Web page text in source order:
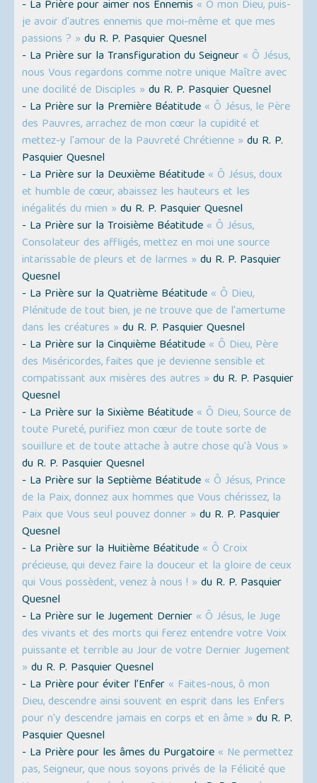
- La Prière pour aimer nos Ennemis « Ô mon Dieu, puis-
je avoir d'autres ennemis que moi-même et que mes
passions ? » du R. P. Pasquier Quesnel
- La Prière sur la Transfiguration du Seigneur « Ô Jésus,
nous Vous regardons comme notre unique Maître avec
une docilité de Disciples » du R. P. Pasquier Quesnel
- La Prière sur la Première Béatitude « Ô Jésus, le Père
des Pauvres, arrachez de mon cœur la cupidité et
mettez-y l'amour de la Pauvreté Chrétienne » du R. P.
Pasquier Quesnel
- La Prière sur la Deuxième Béatitude « Ô Jésus, doux
et humble de cœur, abaissez les hauteurs et les
inégalités du mien » du R. P. Pasquier Quesnel
- La Prière sur la Troisième Béatitude « Ô Jésus,
Consolateur des affligés, mettez en moi une source
intarissable de pleurs et de larmes » du R. P. Pasquier
Quesnel
- La Prière sur la Quatrième Béatitude « Ô Dieu,
Plénitude de tout bien, je ne trouve que de l'amertume
dans les créatures » du R. P. Pasquier Quesnel
- La Prière sur la Cinquième Béatitude « Ô Dieu, Père
des Miséricordes, faites que je devienne sensible et
compatissant aux misères des autres » du R. P. Pasquier
Quesnel
- La Prière sur la Sixième Béatitude « Ô Dieu, Source de
toute Pureté, purifiez mon cœur de toute sorte de
souillure et de toute attache à autre chose qu'à Vous »
du R. P. Pasquier Quesnel
- La Prière sur la Septième Béatitude « Ô Jésus, Prince
de la Paix, donnez aux hommes que Vous chérissez, la
Paix que Vous seul pouvez donner » du R. P. Pasquier
Quesnel
- La Prière sur la Huitième Béatitude « Ô Croix
précieuse, qui devez faire la douceur et la gloire de ceux
qui Vous possèdent, venez à nous ! » du R. P. Pasquier
Quesnel
- La Prière sur le Jugement Dernier « Ô Jésus, le Juge
des vivants et des morts qui ferez entendre votre Voix
puissante et terrible au Jour de votre Dernier Jugement
» du R. P. Pasquier Quesnel
- La Prière pour éviter l’Enfer « Faites-nous, ô mon
Dieu, descendre ainsi souvent en esprit dans les Enfers
pour n'y descendre jamais en corps et en âme » du R. P.
Pasquier Quesnel
- La Prière pour les âmes du Purgatoire « Ne permettez
pas, Seigneur, que nous soyons privés de la Félicité que